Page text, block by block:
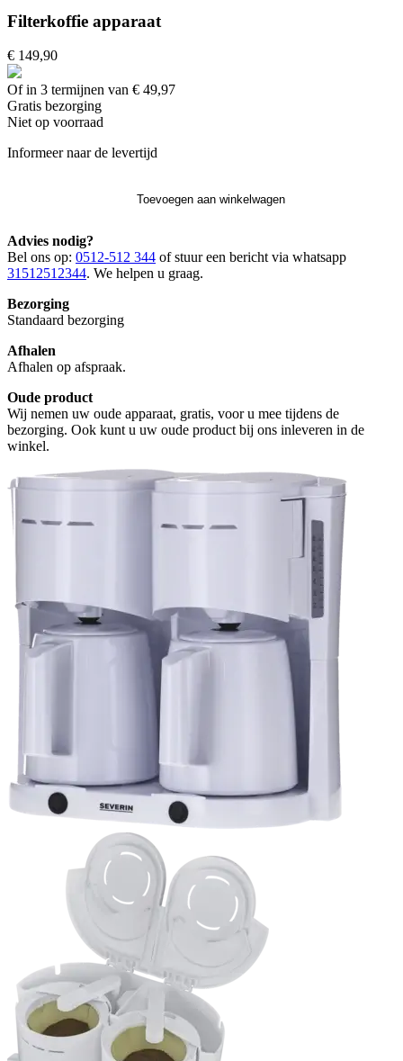
Filterkoffie apparaat
€ 149,90
Of in 3 termijnen van € 49,97
Gratis bezorging
Niet op voorraad
Informeer naar de levertijd
Toevoegen aan winkelwagen
Advies nodig?
Bel ons op: 0512-512 344 of stuur een bericht via whatsapp
31512512344. We helpen u graag.
Bezorging
Standaard bezorging
Afhalen
Afhalen op afspraak.
Oude product
Wij nemen uw oude apparaat, gratis, voor u mee tijdens de
bezorging. Ook kunt u uw oude product bij ons inleveren in de
winkel.